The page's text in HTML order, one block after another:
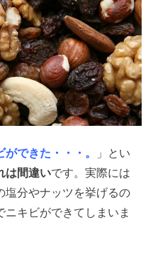
できた・・・。
」とい
は間違いです。実際には
塩分やナッツを挙げるの
キビができてしまいま